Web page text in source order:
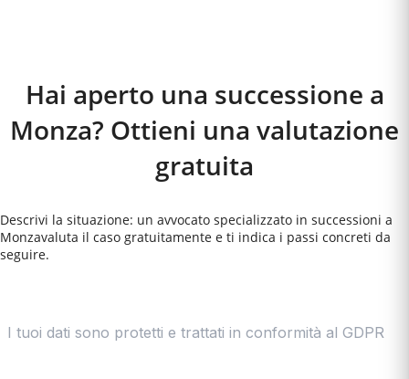
Hai aperto una successione a
Monza? Ottieni una valutazione
gratuita
Descrivi la situazione: un avvocato specializzato in successioni a
Monzavaluta il caso gratuitamente e ti indica i passi concreti da
seguire.